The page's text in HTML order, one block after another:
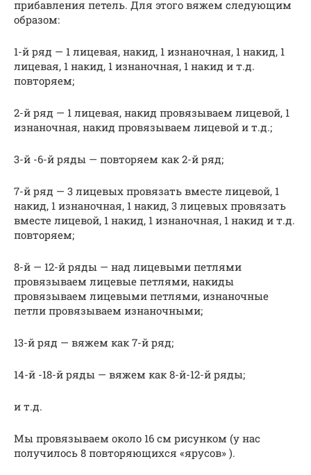
прибавления петель. Для этого вяжем следующим
образом:
1-й ряд — 1 лицевая, накид, 1 изнаночная, 1 накид, 1
лицевая, 1 накид, 1 изнаночная, 1 накид и т.д.
повторяем;
2-й ряд — 1 лицевая, накид провязываем лицевой, 1
изнаночная, накид провязываем лицевой и т.д.;
3-й -6-й ряды — повторяем как 2-й ряд;
7-й ряд — 3 лицевых провязать вместе лицевой, 1
накид, 1 изнаночная, 1 накид, 3 лицевых провязать
вместе лицевой, 1 накид, 1 изнаночная, 1 накид и т.д.
повторяем;
8-й — 12-й ряды — над лицевыми петлями
провязываем лицевые петлями, накиды
провязываем лицевыми петлями, изнаночные
петли провязываем изнаночными;
13-й ряд — вяжем как 7-й ряд;
14-й -18-й ряды — вяжем как 8-й-12-й ряды;
и т.д.
Мы провязываем около 16 см рисунком (у нас
получилось 8 повторяющихся «ярусов» ).